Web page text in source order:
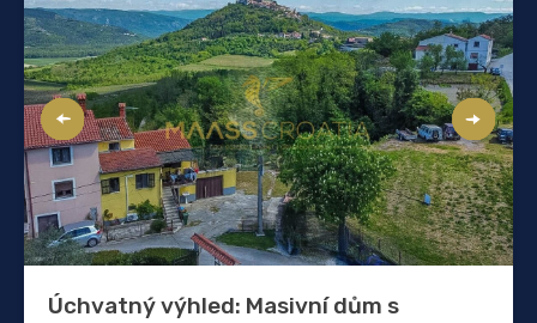
Úchvatný výhled: Masivní dům s